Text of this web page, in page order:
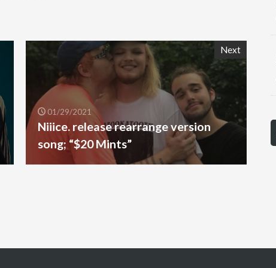
Next
01/29/2021
Niiice. release rearrange version
song; “$20 Mints”